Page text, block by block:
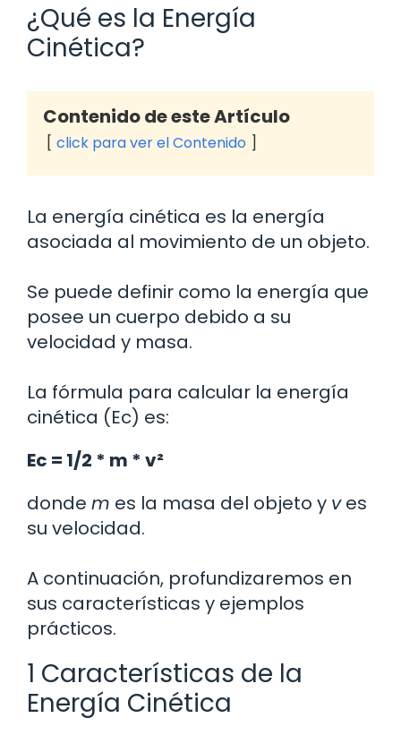
¿Qué es la Energía
Cinética?
Contenido de este Artículo
click para ver el Contenido
La energía cinética es la energía
asociada al movimiento de un objeto.
Se puede definir como la energía que
posee un cuerpo debido a su
velocidad y masa.
La fórmula para calcular la energía
cinética (Ec) es:
Ec = 1/2 * m * v²
donde m es la masa del objeto y ves
su velocidad.
A continuación, profundizaremos en
sus características y ejemplos
prácticos.
1 Características de la
Energía Cinética